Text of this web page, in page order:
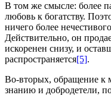
В том же смысле: более
любовь к богатству.
ничего более
Действительно, он
искоренен снизу, и
распространяется[5].
Во-вторых, обращение к
знанию и добродетели,